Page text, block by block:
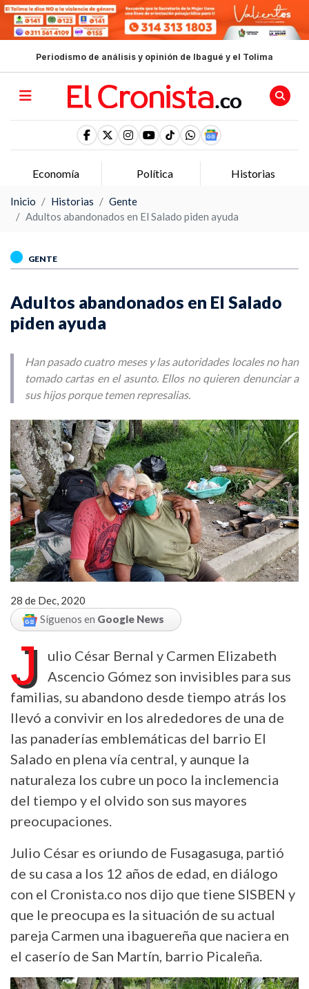
Periodismo de análisis y opinión de Ibagué y el Tolima
Economía Política Historias
Inicio Historias
Gente
Adultos abandonados en El Salado piden ayuda
GENTE
Adultos abandonados en El Salado
piden ayuda
Han pasado cuatro meses y las autoridades locales no han
tomado cartas en el asunto. Ellos no quieren denunciar a
sus hijos porque temen represalias.
28 de Dec, 2020
Síguenos en Google News
J
ulio César Bernal y Carmen Elizabeth
Ascencio Gómez son invisibles para sus
familias, su abandono desde tiempo atrás los
llevó a convivir en los alrededores de una de
las panaderías emblemáticas del barrio El
Salado en plena vía central, y aunque la
naturaleza los cubre un poco la inclemencia
del tiempo y el olvido son sus mayores
preocupaciones.
Julio César es oriundo de Fusagasuga, partió
de su casa a los 12 años de edad, en diálogo
con el Cronista.co nos dijo que tiene SISBEN y
que le preocupa es la situación de su actual
pareja Carmen una ibaguereña que naciera en
el caserío de San Martín, barrio Picaleña.